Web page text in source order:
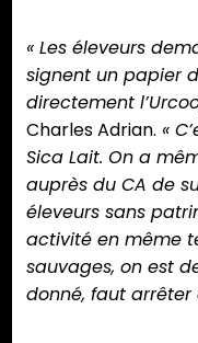
« Les éleveurs
signent un papier
directement
Charles Adrian. «
Sica Lait. On a
auprès du CA de
éleveurs sans
activité en même
sauvages, on est
donné, faut arrêter